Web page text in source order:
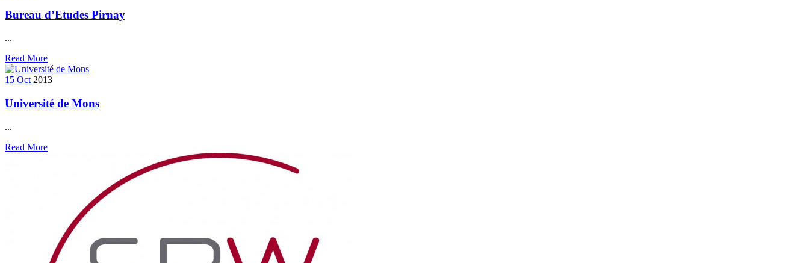
Bureau d’Etudes Pirnay
...
Read More
15 Oct 2013
Université de Mons
...
Read More